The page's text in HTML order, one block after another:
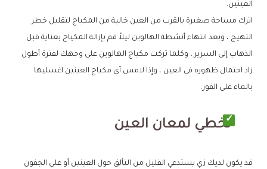
العينين.
اترك مساحة صغيرة بالقرب من العين خالية من المكياج لتقليل خطر
التهيج ، وبعد انتهاء أنشطة الهالوين ليلاً قم بإزالة المكياج بعناية قبل
الذهاب إلى السرير ، وكلما تركت مكياج الهالوين على وجهك لفترة أطول
زاد احتمال ظهوره في العين ، وإذا لامس أي مكياج العينين اغسليها
بالماء على الفور.
تخطي لمعان العين
قد يكون لديك زي يستدعي القليل من التألق حول العينين أو على الجفون